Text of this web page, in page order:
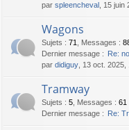
par spleencheval , 15
Wagons
Sujets : 71 Messages :
Dernier message : Re:
par didiguy , 13 oct. 2025,
Tramway
Sujets : 5 Messages : 61
Dernier message : Re: